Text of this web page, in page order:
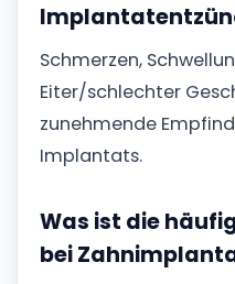
Schmerzen,
Eiter/schlechter
zunehmende
Implantats.
Was ist die
bei